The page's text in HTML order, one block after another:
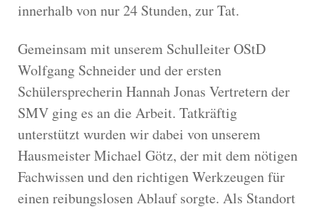
innerhalb von nur 24 Stunden, zur Tat.
Gemeinsam mit unserem Schulleiter OStD
Wolfgang Schneider und der ersten
Schülersprecherin Hannah Jonas Vertretern der
SMV ging es an die Arbeit. Tatkräftig
unterstützt wurden wir dabei von unserem
Hausmeister Michael Götz, der mit dem nötigen
Fachwissen und den richtigen Werkzeugen für
einen reibungslosen Ablauf sorgte. Als Standort